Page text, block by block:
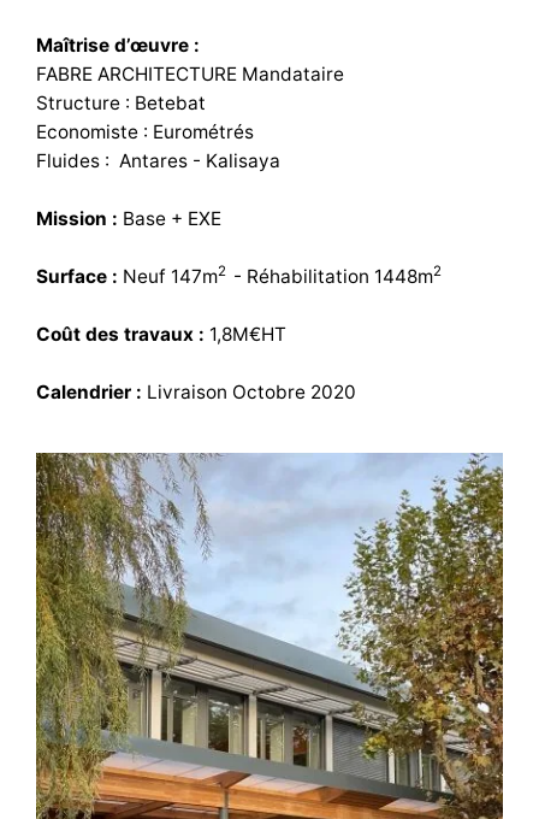
Maîtrise d’œuvre :
FABRE ARCHITECTURE Mandataire
Structure : Betebat
Economiste : Eurométrés
Fluides : Antares - Kalisaya
Mission : Base + EXE
Surface : Neuf 147m2 - Réhabilitation 1448m2
Coût des travaux : 1,8M€HT
Calendrier : Livraison Octobre 2020